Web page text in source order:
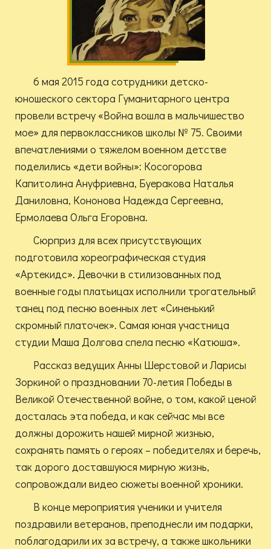
6 мая 2015 года сотрудники детско-
юношеского сектора Гуманитарного центра
провели встречу «Война вошла в мальчишество
мое» для первоклассников школы № 75. Своими
впечатлениями о тяжелом военном детстве
поделились «дети войны»: Косогорова
Капитолина Ануфриевна, Буеракова Наталья
Даниловна, Кононова Надежда Сергеевна,
Ермолаева Ольга Егоровна.
Сюрприз для всех присутствующих
подготовила хореографическая студия
«Артекидс». Девочки в стилизованных под
военные годы платьицах исполнили трогательный
танец под песню военных лет «Синенький
скромный платочек». Самая юная участница
студии Маша Долгова спела песню «Катюша».
Рассказ ведущих Анны Шерстовой и Ларисы
Зоркиной о праздновании 70-летия Победы в
Великой Отечественной войне, о том, какой ценой
досталась эта победа, и как сейчас мы все
должны дорожить нашей мирной жизнью,
сохранять память о героях – победителях и беречь,
так дорого доставшуюся мирную жизнь,
сопровождали видео сюжеты военной хроники.
В конце мероприятия ученики и учителя
поздравили ветеранов, преподнесли им подарки,
поблагодарили их за встречу, а также школьники